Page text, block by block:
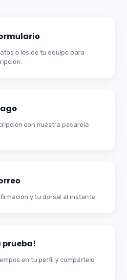
o los de tu equipo para
con nuestra pasarela
y tu dorsal al instante.
prueba!
en tu perfil y compártelo